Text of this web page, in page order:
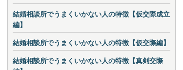
結婚相談所でうまくいかない人の特徴【仮交際成立
編】
結婚相談所でうまくいかない人の特徴【仮交際編】
結婚相談所でうまくいかない人の特徴【真剣交際